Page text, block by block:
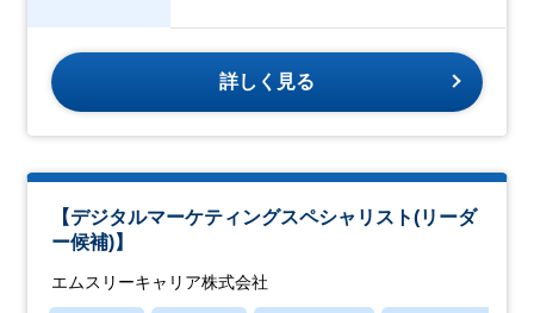
詳しく見る
【デジタルマーケティングスペシャリスト(リーダ
ー候補)】
エムスリーキャリア株式会社